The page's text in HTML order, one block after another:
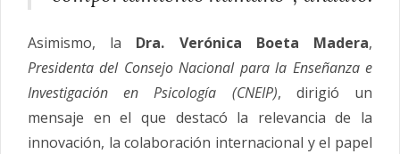
Asimismo, la Dra. Verónica Boeta Madera,
Presidenta del ConsejoNacionalpara la Enseñanza e
Investigación enPsicología (CNEIP), dirigió un
mensaje en el que destacó la relevancia de la
innovación, la colaboración internacional y el papel